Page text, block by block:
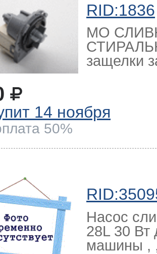
RID:1836
МО
защелки
14 ноября
50%
Насос
28L 30 Вт
машины ,